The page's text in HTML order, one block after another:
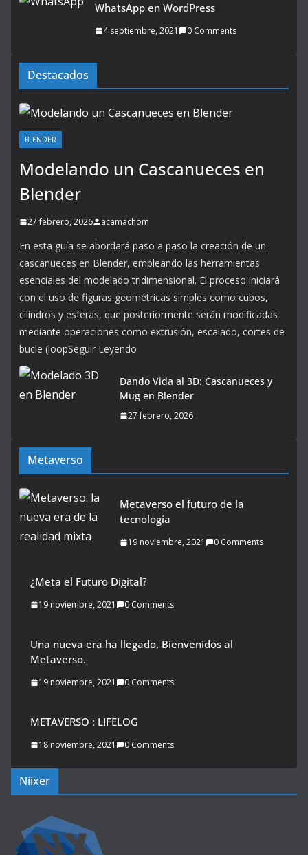
WhatsApp en WordPress
4 septiembre, 2021 0 Comments
Destacados
BLENDER
Modelando un Cascanueces en
Blender
27 febrero, 2026 acamachom
En esta guía se abordará paso a paso la creación de un
cascanueces en Blender, empleando las herramientas
esenciales del modelado tridimensional. El proceso iniciará
con el uso de figuras geométricas simples como cubos,
cilindros y esferas, que posteriormente serán modificadas
mediante operaciones como extrusión, escalado, cortes de
bucle (loopSeguir Leyendo
Dando Vida al 3D: Cascanueces y
Mug en Blender
27 febrero, 2026
Metaverso
Metaverso el futuro de la
tecnología
19 noviembre, 2021 0 Comments
¿Meta el Futuro Digital?
19 noviembre, 2021 0 Comments
Una nueva era ha llegado, Bienvenidos al
Metaverso.
19 noviembre, 2021 0 Comments
METAVERSO : LIFELOG
18 noviembre, 2021 0 Comments
Niixer